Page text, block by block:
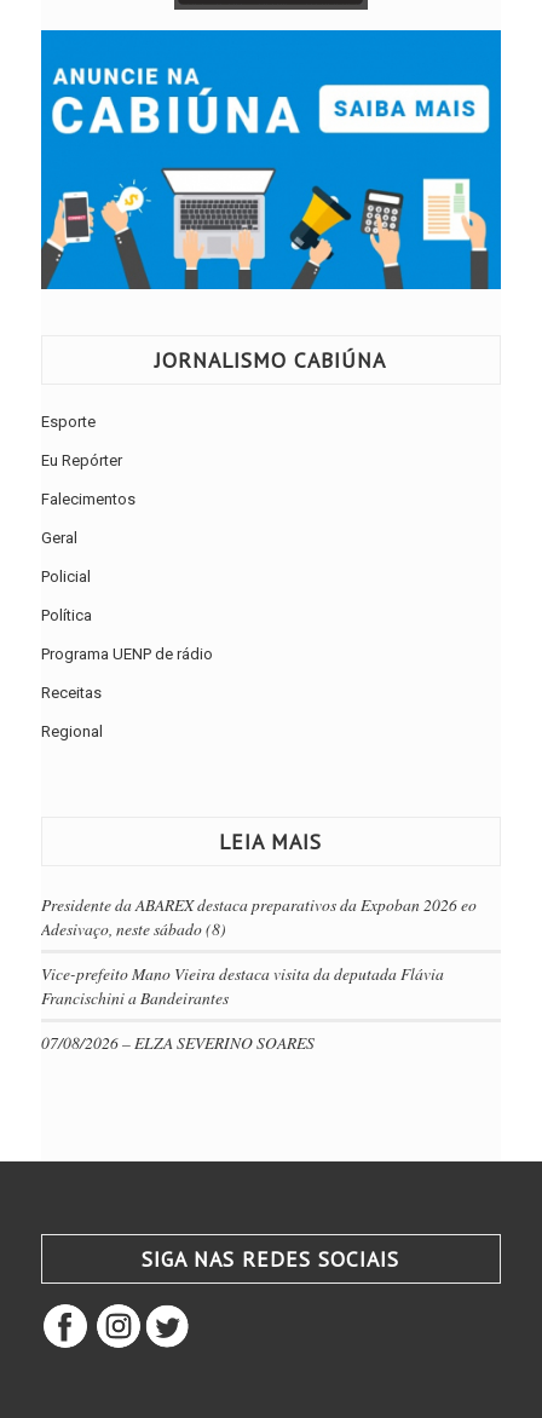
JORNALISMO CABIÚNA
Esporte
Eu Repórter
Falecimentos
Geral
Policial
Política
Programa UENP de rádio
Receitas
Regional
LEIA MAIS
Presidente da ABAREX destaca preparativos da Expoban 2026 eo
Adesivaço, neste sábado (8)
Vice-prefeito Mano Vieira destaca visita da deputada Flávia
Francischini a Bandeirantes
07/08/2026 – ELZA SEVERINO SOARES
SIGA NAS REDES SOCIAIS